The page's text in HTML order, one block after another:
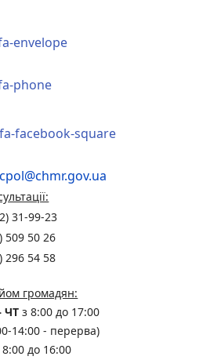
envelope
phone
facebook-square
31-99-23
509 50 26
296 54 58
громадян:
ЧТ з 8:00 до 17:00
14:00 - перерва)
8:00 до 16:00